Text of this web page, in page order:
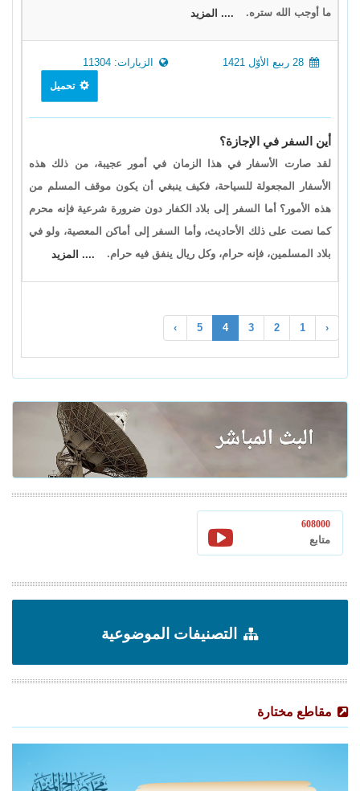
ما أوجب الله ستره. .... المزيد
الزيارات: 11304
تحميل
أين السفر في الإجازة؟
لقد صارت الأسفار في هذا الزمان في أمور عجيبة، من ذلك هذه
الأسفار المجعولة للسياحة، فكيف ينبغي أن يكون موقف المسلم من
هذه الأمور؟ أما السفر إلى بلاد الكفار دون ضرورة شرعية فإنه محرم
كما نصت على ذلك الأحاديث، وأما السفر إلى أماكن المعصية، ولو في
بلاد المسلمين، فإنه حرام، وكل ريال ينفق فيه حرام.
.... المزيد
‹
1
2
3
4
5
›
608000
متابع
التصنيفات الموضوعية
مقاطع مختارة